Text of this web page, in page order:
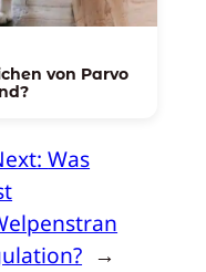
von Parvo
Was
→